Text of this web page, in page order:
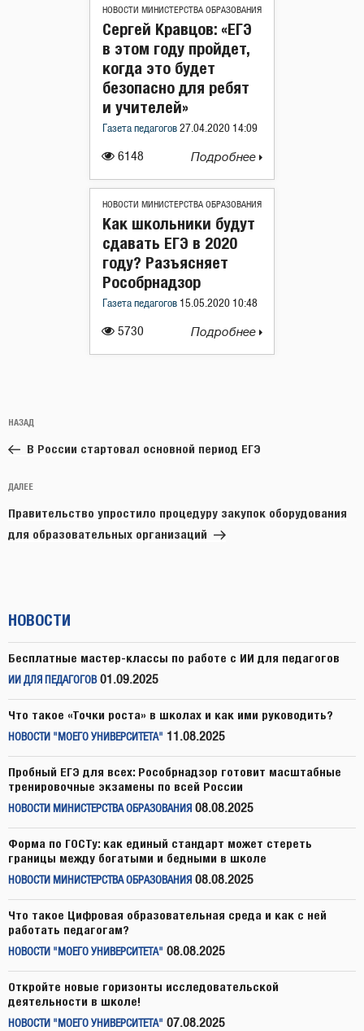
НОВОСТИ МИНИСТЕРСТВА ОБРАЗОВАНИЯ
6148
Сергей Кравцов: «ЕГЭ
в этом году пройдет,
когда это будет
безопасно для ребят
и учителей»
Газета педагогов 27.04.2020 14:09
Подробнее
НОВОСТИ МИНИСТЕРСТВА ОБРАЗОВАНИЯ
5730
Как школьники будут
сдавать ЕГЭ в 2020
году? Разъясняет
Рособрнадзор
Газета педагогов 15.05.2020 10:48
Подробнее
по
записям
Предыдущая
запись:
НАЗАД
В России стартовал основной период ЕГЭ
Следующая
запись
ДАЛЕЕ
Правительство упростило процедуру закупок оборудования
для образовательных организаций
НОВОСТИ
Бесплатные мастер-классы по работе с ИИ для педагогов
ИИ ДЛЯ ПЕДАГОГОВ 01.09.2025
Что такое «Точки роста» в школах и как ими руководить?
НОВОСТИ "МОЕГО УНИВЕРСИТЕТА" 11.08.2025
Пробный ЕГЭ для всех: Рособрнадзор готовит масштабные
тренировочные экзамены по всей России
НОВОСТИ МИНИСТЕРСТВА ОБРАЗОВАНИЯ 08.08.2025
Форма по ГОСТу: как единый стандарт может стереть
границы между богатыми и бедными в школе
НОВОСТИ МИНИСТЕРСТВА ОБРАЗОВАНИЯ 08.08.2025
Что такое Цифровая образовательная среда и как с ней
работать педагогам?
НОВОСТИ "МОЕГО УНИВЕРСИТЕТА" 08.08.2025
Откройте новые горизонты исследовательской
деятельности в школе!
НОВОСТИ "МОЕГО УНИВЕРСИТЕТА" 07.08.2025